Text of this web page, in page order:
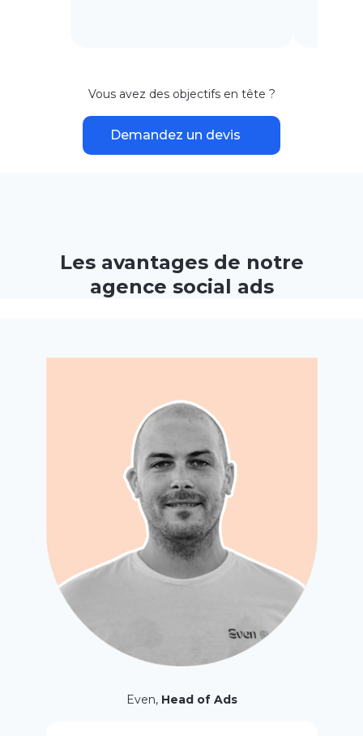
Vous avez des objectifs en tête ?
Demandez un devis
Les avantages de notre
agence social ads
Even, Head of Ads